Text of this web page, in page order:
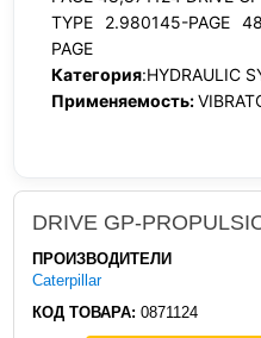
TYPE 2.980145-PAGE
PAGE
Категория:HYDRAULIC
Применяемость:
DRIVE GP-
ПРОИЗВОДИТЕЛИ
Caterpillar
КОД ТОВАРА: 0871124